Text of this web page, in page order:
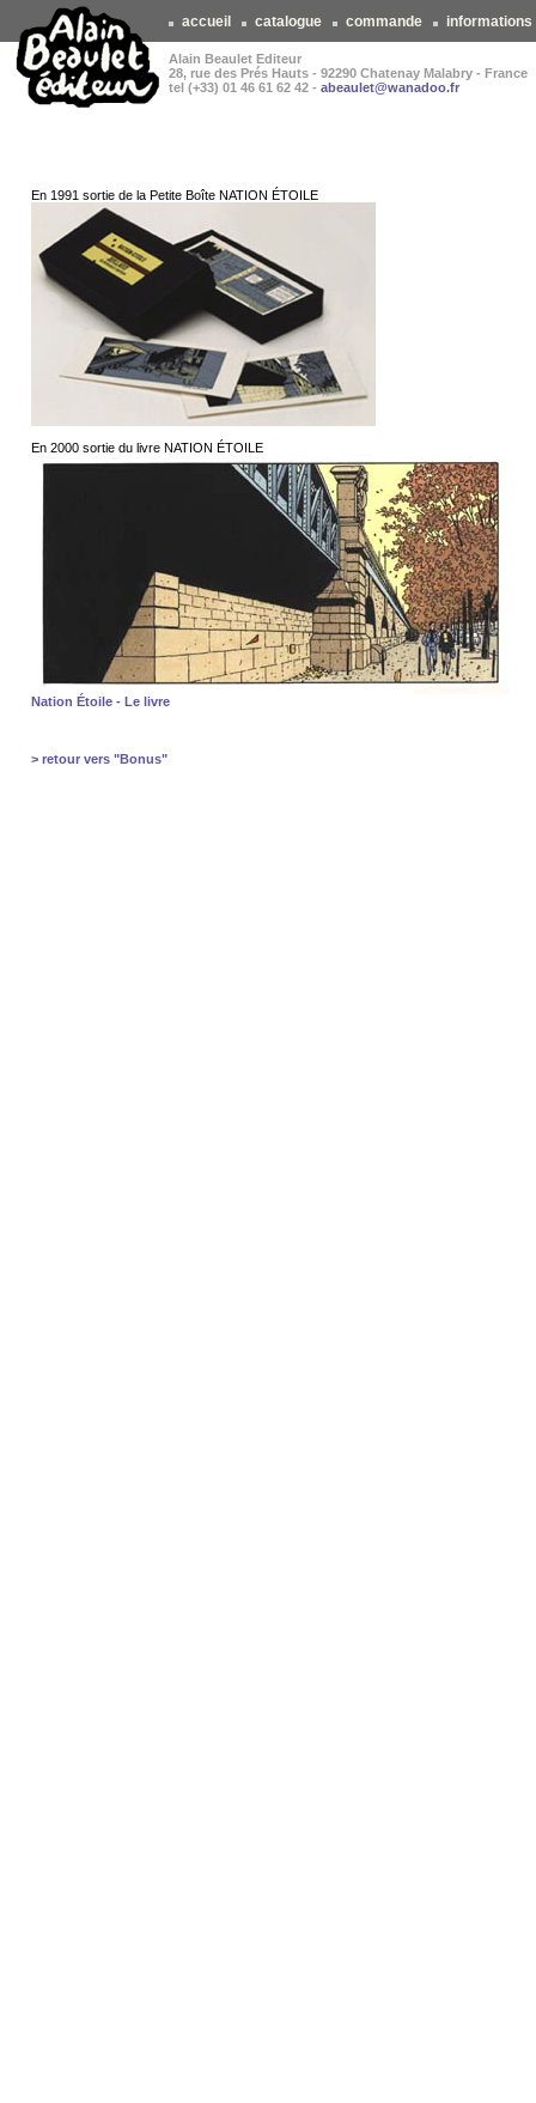
accueil catalogue commande informations
Alain Beaulet Editeur
28, rue des Prés Hauts - 92290 Chatenay Malabry - France
tel (+33) 01 46 61 62 42 - abeaulet@wanadoo.fr
En 1991 sortie de la Petite Boîte NATION ÉTOILE
En 2000 sortie du livre NATION ÉTOILE
Nation Étoile - Le livre
> retour vers "Bonus"